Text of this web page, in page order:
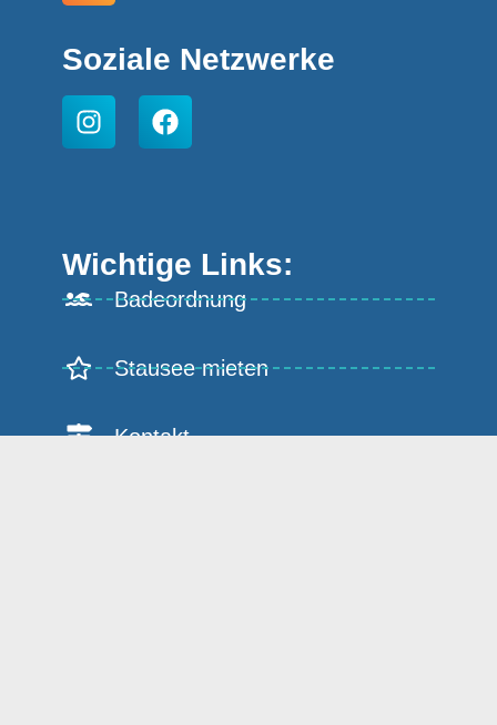
Soziale Netzwerke
Wichtige Links:
Badeordnung
Stausee mieten
Kontakt